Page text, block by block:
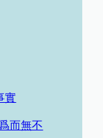
實
而無不